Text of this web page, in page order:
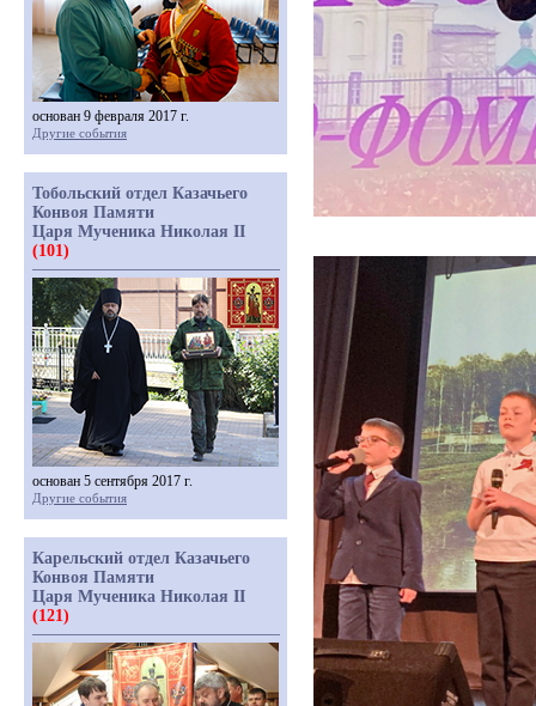
основан 9 февраля 2017 г.
Другие события
Тобольский отдел Казачьего
Конвоя Памяти
Царя Мученика Николая II
(101)
основан 5 сентября 2017 г.
Другие события
Карельский отдел Казачьего
Конвоя Памяти
Царя Мученика Николая II
(121)